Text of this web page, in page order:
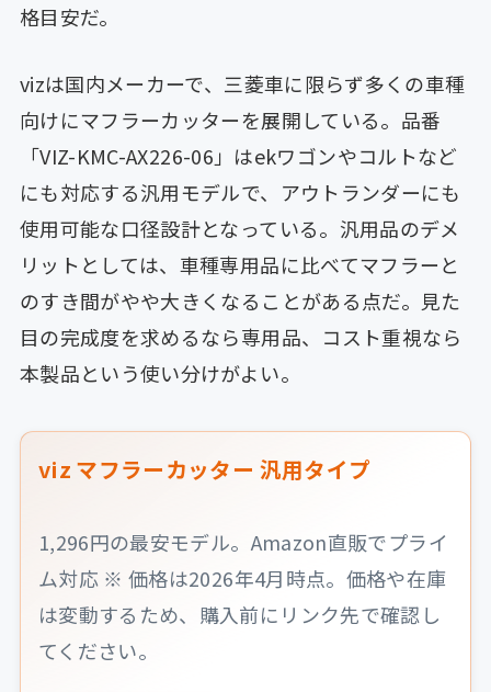
格目安だ。
vizは国内メーカーで、三菱車に限らず多くの車種
向けにマフラーカッターを展開している。品番
「VIZ-KMC-AX226-06」はekワゴンやコルトなど
にも対応する汎用モデルで、アウトランダーにも
使用可能な口径設計となっている。汎用品のデメ
リットとしては、車種専用品に比べてマフラーと
のすき間がやや大きくなることがある点だ。見た
目の完成度を求めるなら専用品、コスト重視なら
本製品という使い分けがよい。
viz マフラーカッター 汎用タイプ
1,296円の最安モデル。Amazon直販でプライ
ム対応 ※ 価格は2026年4月時点。価格や在庫
は変動するため、購入前にリンク先で確認し
てください。